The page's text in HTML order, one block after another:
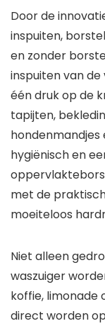
Door de
inspuiten,
en zonder
inspuiten van
één druk op de
tapijten,
hondenmandjes
hygiënisch en
met de
moeiteloos
Niet alleen
waszuiger
koffie, limonade
direct worden